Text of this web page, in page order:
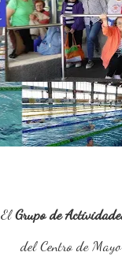
ElGrupo de
del Centro de